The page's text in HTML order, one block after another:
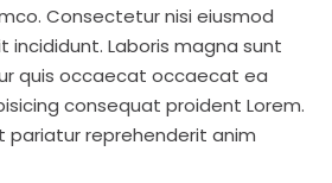
Consectetur nisi eiusmod
incididunt. Laboris magna sunt
quis occaecat occaecat ea
consequat proident Lorem.
pariatur reprehenderit anim